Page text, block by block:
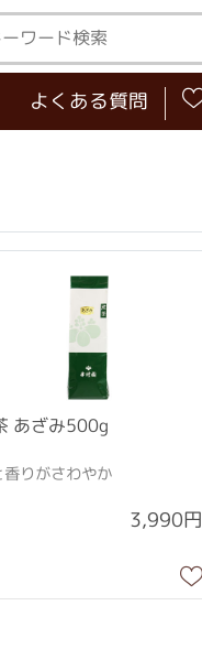
よくある質問
あざみ500g
香りがさわやか
3,990円